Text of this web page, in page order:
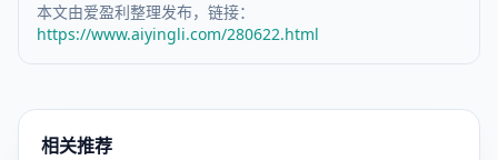
本文由爱盈利整理发布，链接：
https://www.aiyingli.com/280622.html
相关推荐